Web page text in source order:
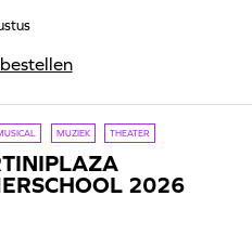
MUZIEK THEATER
2026